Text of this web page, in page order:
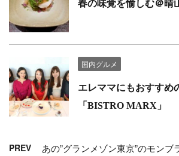
春の味覚を愉しむ＠晴
国内グルメ
エレママにもおすすめ
「BISTRO MARX」
PREV あの”グランメゾン東京”のモンブ